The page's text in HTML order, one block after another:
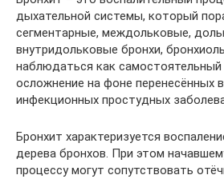
дыхательной системы, который
сегментарные, междольковые,
внутридольковые бронхи,
наблюдаться как самостоятельный
осложнение на фоне перенесённых
инфекционных простудных
Бронхит характеризуется
дерева бронхов. При этом
процессу могут сопутствовать